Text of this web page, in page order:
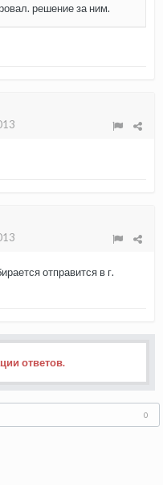
решение за ним.
отправится в г.
ответов.
0